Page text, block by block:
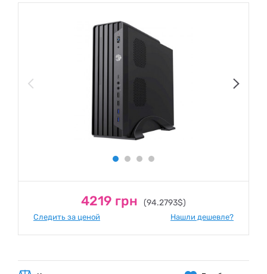
4219 грн (94.2793$)
Следить за ценой Нашли дешевле?